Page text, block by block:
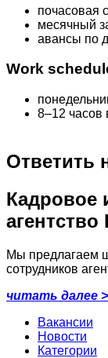
почасовая
месячный
авансы по
Work
8–12 часов
Ответить
Кадровое
Мы предлагаем
сотрудников
читать далее
Вакансии
Новости
Категории